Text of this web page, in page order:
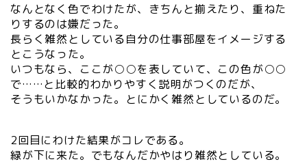
なんとなく色でわけたが、きちんと揃えたり、重ねた
りするのは嫌だった。
長らく雑然としている自分の仕事部屋をイメージする
とこうなった。
いつもなら、ここが○○を表していて、この色が○○
で……と比較的わかりやすく説明がつくのだが、
そうもいかなかった。とにかく雑然としているのだ。
2回目にわけた結果がコレである。
緑が下に来た。でもなんだかやはり雑然としている。